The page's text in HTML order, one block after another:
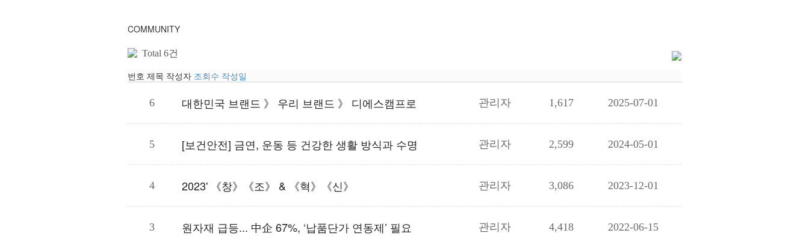
COMMUNITY
Total 6건
번호 제목 작성자 조회수 작성일
6 대한민국 브랜드 》 우리 브랜드 》 디에스캠프로 관리자 1,617 2025-07-01
5 [보건안전] 금연, 운동 등 건강한 생활 방식과 수명 관리자 2,599 2024-05-01
4 2023' 《창》《조》 & 《혁》《신》 관리자 3,086 2023-12-01
3 원자재 급등... 中企 67%, ‘납품단가 연동제’ 필요 관리자 4,418 2022-06-15